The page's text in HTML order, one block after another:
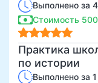
Выполнено за
Стоимость
Практика
по истории
Выполнено за